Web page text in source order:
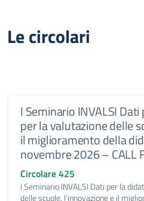
Le circolari
I Seminario INVALSI
per la valutazione delle
il miglioramento della
novembre 2026 – CALL
Circolare 425
I Seminario INVALSI Dati per la
delle scuole, l'innovazione e il